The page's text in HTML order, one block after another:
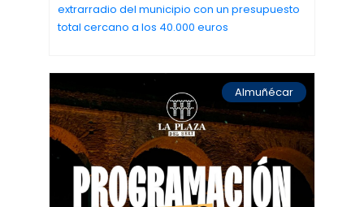
extrarradio del municipio con un presupuesto
total cercano a los 40.000 euros
Almuñécar